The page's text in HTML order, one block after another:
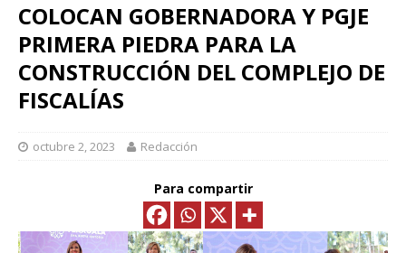
COLOCAN GOBERNADORA Y PGJE
PRIMERA PIEDRA PARA LA
CONSTRUCCIÓN DEL COMPLEJO DE
FISCALÍAS
octubre 2, 2023 Redacción
Para compartir